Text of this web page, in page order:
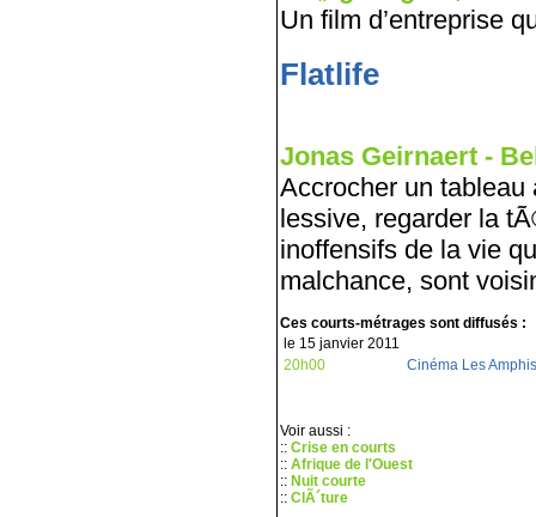
Un film d’entreprise
Flatlife
Jonas Geirnaert -
Accrocher un tableau
lessive, regarder la
inoffensifs de la vie
malchance, sont
Ces courts-métrages sont diffusés :
le 15 janvier 2011
20h00
Cinéma Les Amphis
Voir aussi :
:: Crise en courts
:: Afrique de l'Ouest
:: Nuit courte
:: ClÃ´ture